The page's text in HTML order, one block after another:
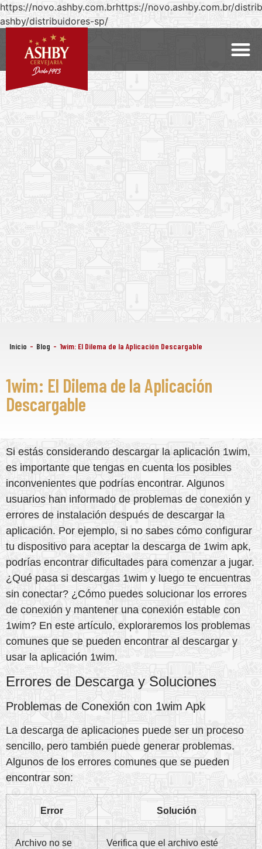
https://novo.ashby.com.brhttps://novo.ashby.com.br/
ashby/distribuidores-sp/
Início - Blog - 1wim: El Dilema de la Aplicación Descargable
1wim: El Dilema de la Aplicación
Descargable
Si estás considerando descargar la aplicación 1wim,
es importante que tengas en cuenta los posibles
inconvenientes que podrías encontrar. Algunos
usuarios han informado de problemas de conexión y
errores de instalación después de descargar la
aplicación. Por ejemplo, si no sabes cómo configurar
tu dispositivo para aceptar la descarga de 1wim apk,
podrías encontrar dificultades para comenzar a jugar.
¿Qué pasa si descargas 1wim y luego te encuentras
sin conectar? ¿Cómo puedes solucionar los errores
de conexión y mantener una conexión estable con
1wim? En este artículo, exploraremos los problemas
comunes que se pueden encontrar al descargar y
usar la aplicación 1wim.
Errores de Descarga y Soluciones
Problemas de Conexión con 1wim Apk
La descarga de aplicaciones puede ser un proceso
sencillo, pero también puede generar problemas.
Algunos de los errores comunes que se pueden
encontrar son:
Error Solución
Archivo no se
Verifica que el archivo esté